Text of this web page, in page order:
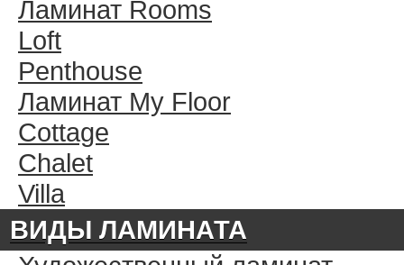
Ламинат Rooms
Loft
Penthouse
Ламинат My Floor
Cottage
Chalet
Villa
ВИДЫ ЛАМИНАТА